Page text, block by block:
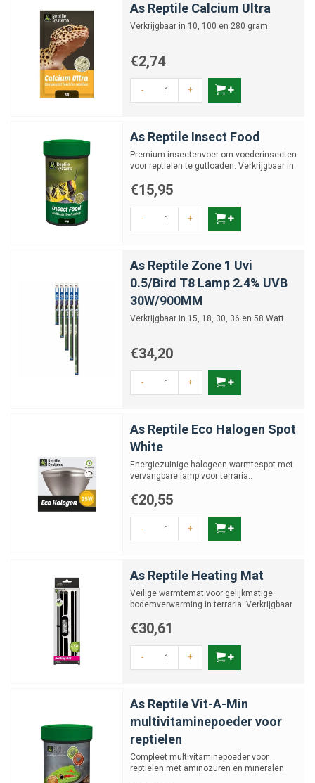
As Reptile Calcium Ultra
Verkrijgbaar in 10, 100 en 280 gram
€2,74
- +
As Reptile Insect Food
Premium insectenvoer om voederinsecten
voor reptielen te gutloaden. Verkrijgbaar in
€15,95
- +
As Reptile Zone 1 Uvi
0.5/Bird T8 Lamp 2.4% UVB
30W/900MM
Verkrijgbaar in 15, 18, 30, 36 en 58 Watt
€34,20
- +
As Reptile Eco Halogen Spot
White
Energiezuinige halogeen warmtespot met
vervangbare lamp voor terraria..
€20,55
- +
As Reptile Heating Mat
Veilige warmtemat voor gelijkmatige
bodemverwarming in terraria. Verkrijgbaar
€30,61
- +
As Reptile Vit-A-Min
multivitaminepoeder voor
reptielen
Compleet multivitaminepoeder voor
reptielen met aminozuren en mineralen.